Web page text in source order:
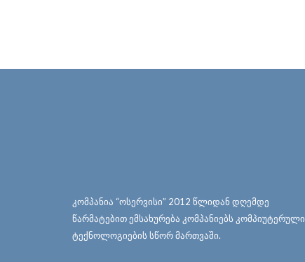
კომპანია “ოსერვისი” 2012 წლიდან დღემდე
წარმატებით ემსახურება კომპანიებს კომპიუტერული
ტექნოლოგიების სწორ მართვაში.